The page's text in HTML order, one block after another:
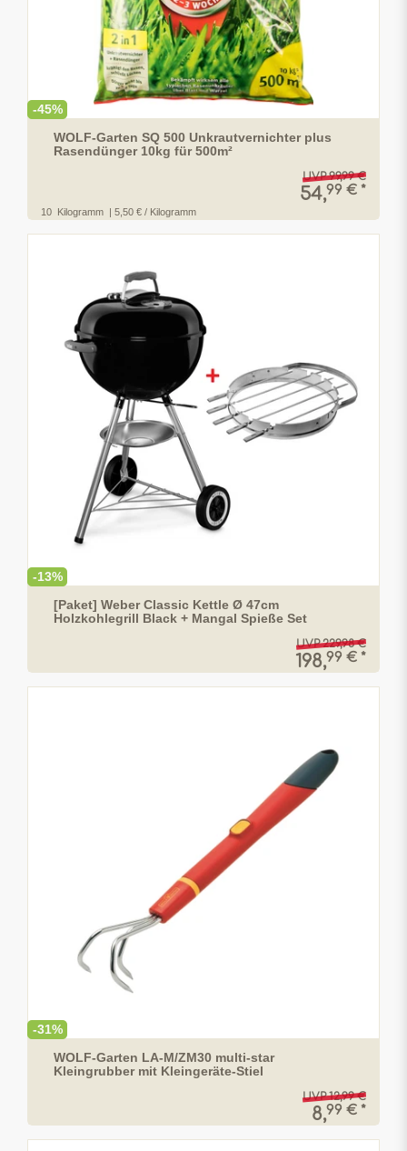
-45%
WOLF-Garten SQ 500 Unkrautvernichter plus
Rasendünger 10kg für 500m²
UVP 99,99 €
54,99 € *
10 Kilogramm | 5,50 € / Kilogramm
-13%
[Paket] Weber Classic Kettle Ø 47cm
Holzkohlegrill Black + Mangal Spieße Set
UVP 229,98 €
198,99 € *
-31%
WOLF-Garten LA-M/ZM30 multi-star
Kleingrubber mit Kleingeräte-Stiel
UVP 12,99 €
8,99 € *